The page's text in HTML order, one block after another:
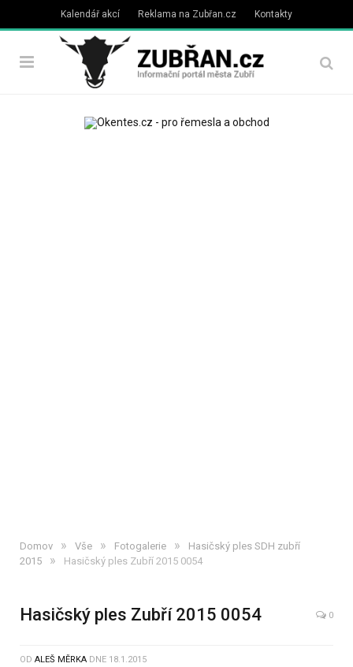
Kalendář akcí Reklama na Zubřan.cz Kontakty
Domov » Vše » Fotogalerie »
Hasičský ples SDH zubří
2015
» Hasičský ples Zubří 2015 0054
Hasičský ples Zubří 2015 0054 0
OD ALEŠ MĚRKA DNE 18.1.2015